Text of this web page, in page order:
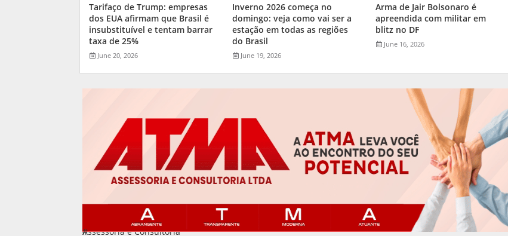
Tarifaço de Trump: empresas
dos EUA afirmam que Brasil é
insubstituível e tentam barrar
taxa de 25%
June 20, 2026
Inverno 2026 começa no
domingo: veja como vai ser a
estação em todas as regiões
do Brasil
June 19, 2026
Arma de Jair Bolsonaro é
apreendida com militar em
blitz no DF
June 16, 2026
Assessoria e Consultoria
#